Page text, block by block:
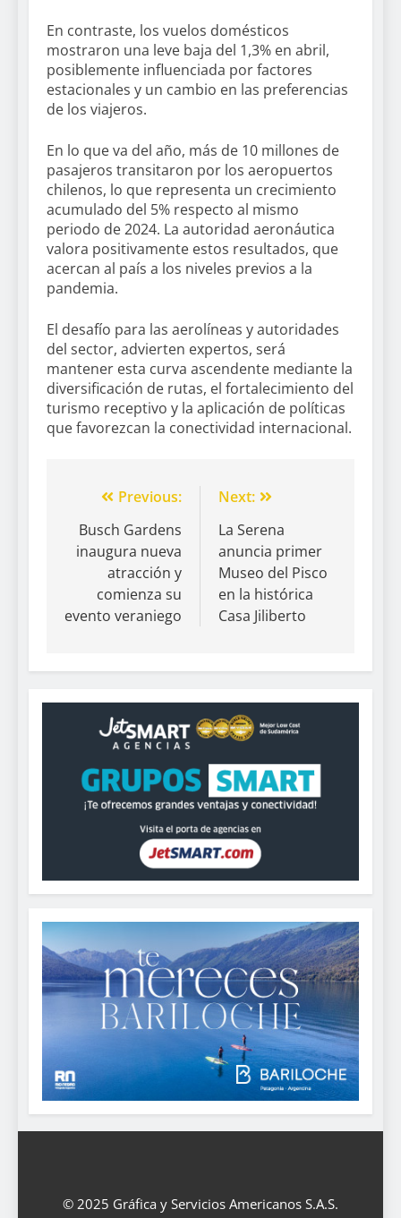
En contraste, los vuelos domésticos
mostraron una leve baja del 1,3% en abril,
posiblemente influenciada por factores
estacionales y un cambio en las preferencias
de los viajeros.
En lo que va del año, más de 10 millones de
pasajeros transitaron por los aeropuertos
chilenos, lo que representa un crecimiento
acumulado del 5% respecto al mismo
periodo de 2024. La autoridad aeronáutica
valora positivamente estos resultados, que
acercan al país a los niveles previos a la
pandemia.
El desafío para las aerolíneas y autoridades
del sector, advierten expertos, será
mantener esta curva ascendente mediante la
diversificación de rutas, el fortalecimiento del
turismo receptivo y la aplicación de políticas
que favorezcan la conectividad internacional.
Previous:
Busch Gardens
inaugura nueva
atracción y
comienza su
evento veraniego
Next:
La Serena
anuncia primer
Museo del Pisco
en la histórica
Casa Jiliberto
© 2025 Gráfica y Servicios Americanos S.A.S.